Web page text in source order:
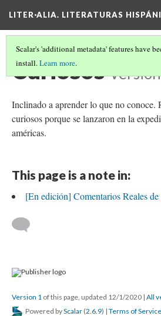
LITER·ALIA. LITERATURAS
Scalar's 'additional metadata' features have
install.Learn more.
Curiosos
Inclinado a aprender lo que no conoce.
curiosos porque se lanzaron en la
américas.
This page is a note in:
[En edición] Comentarios Reales
Version 1 of this page, updated 12/1/2020 | All
Powered byScalar (2.6.9) | Terms of Service